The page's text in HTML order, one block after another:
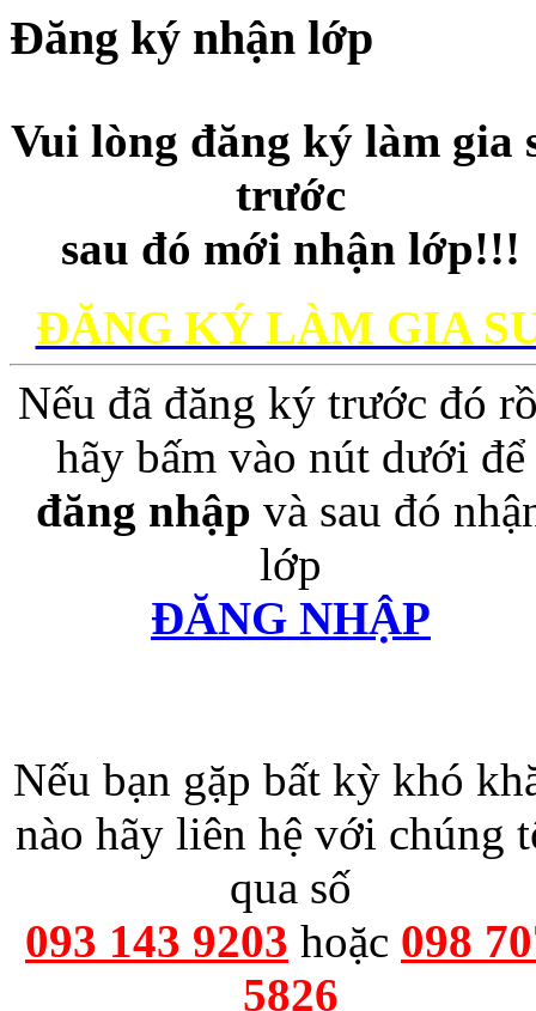
Đăng ký nhận lớp
Vui lòng đăng ký làm gia
trước
sau đó mới nhận lớp!!!
ĐĂNG KÝ LÀM GIA
Nếu đã đăng ký trước đó
hãy bấm vào nút dưới để
đăng nhập và sau đó
lớp
ĐĂNG NHẬP
Nếu bạn gặp bất kỳ khó
nào hãy liên hệ với chúng
qua số
093 143 9203 hoặc 098
5826